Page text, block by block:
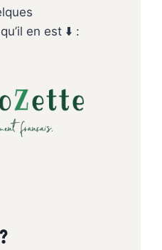
en est ⬇️ :